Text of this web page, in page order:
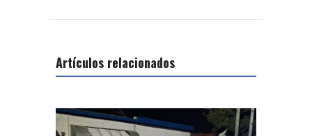
Artículos relacionados